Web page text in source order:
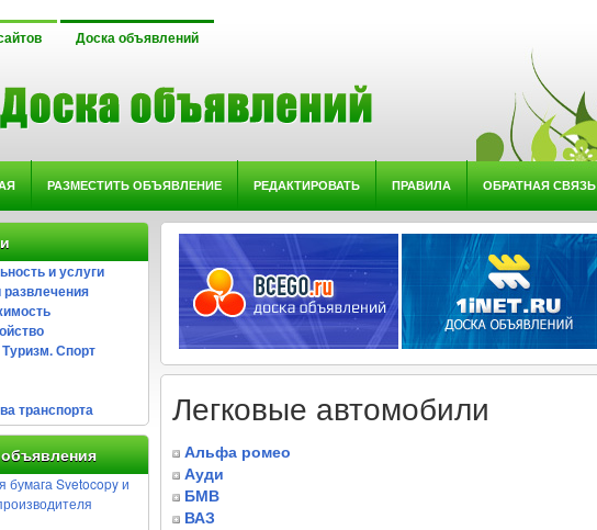
Доска объявлений
РАЗМЕСТИТЬ ОБЪЯВЛЕНИЕ РЕДАКТИРОВАТЬ ПРАВИЛА ОБРАТНАЯ СВЯЗЬ
и услуги
развлечения
Спорт
транспорта
бумага Svetocopy и
Легковые автомобили
Альфа ромео
Ауди
БМВ
ВАЗ